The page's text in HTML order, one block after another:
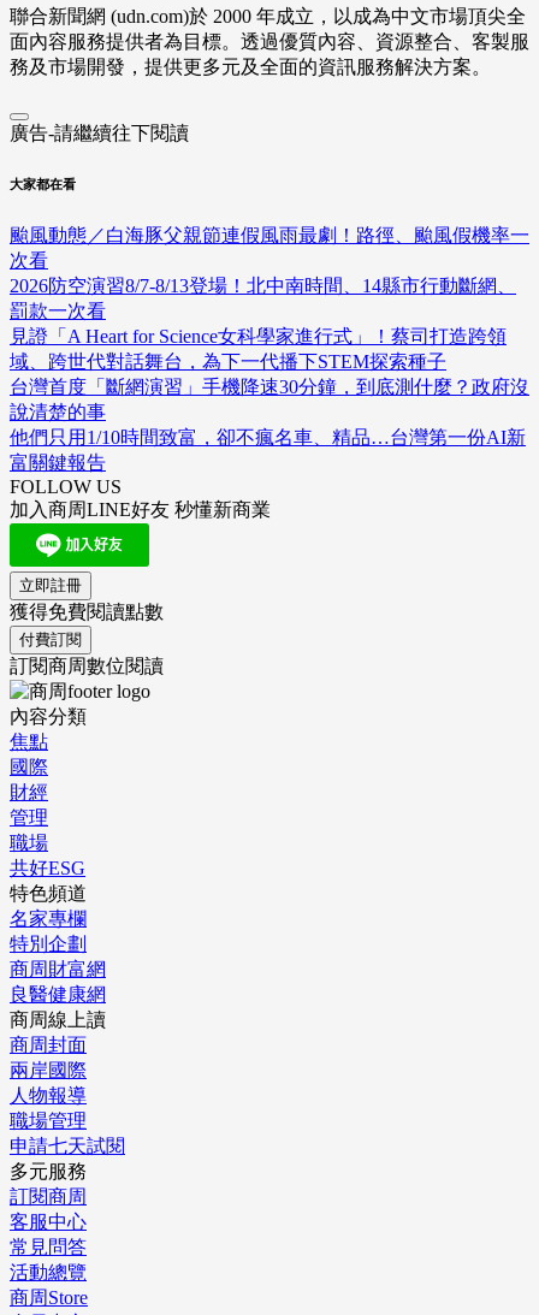
聯合新聞網 (udn.com)於 2000 年成立，以成為中文市場頂尖全
面內容服務提供者為目標。透過優質內容、資源整合、客製服
務及市場開發，提供更多元及全面的資訊服務解決方案。
廣告-請繼續往下閱讀
大家都在看
颱風動態／白海豚父親節連假風雨最劇！路徑、颱風假機率一
次看
2026防空演習8/7-8/13登場！北中南時間、14縣市行動斷網、
罰款一次看
見證「A Heart for Science女科學家進行式」！蔡司打造跨領
域、跨世代對話舞台，為下一代播下STEM探索種子
台灣首度「斷網演習」手機降速30分鐘，到底測什麼？政府沒
說清楚的事
他們只用1/10時間致富，卻不瘋名車、精品…台灣第一份AI新
富關鍵報告
FOLLOW US
加入商周LINE好友 秒懂新商業
立即註冊
獲得免費閱讀點數
付費訂閱
訂閱商周數位閱讀
內容分類
焦點
國際
財經
管理
職場
共好ESG
特色頻道
名家專欄
特別企劃
商周財富網
良醫健康網
商周線上讀
商周封面
兩岸國際
人物報導
職場管理
申請七天試閱
多元服務
訂閱商周
客服中心
常見問答
活動總覽
商周Store